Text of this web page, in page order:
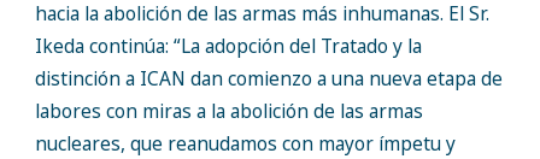
hacia la abolición de las armas más inhumanas. El Sr.
Ikeda continúa: “La adopción del Tratado y la
distinción a ICAN dan comienzo a una nueva etapa de
labores con miras a la abolición de las armas
nucleares, que reanudamos con mayor ímpetu y